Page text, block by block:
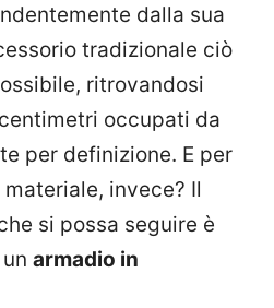
dalla sua
tradizionale ciò
ritrovandosi
occupati da
per definizione. E per
invece? Il
si possa seguire è
armadio in